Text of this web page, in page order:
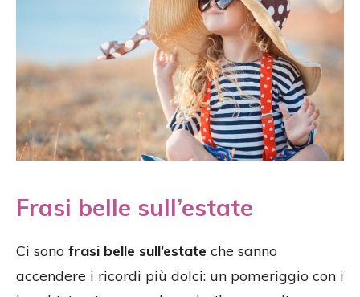
Frasi belle sull’estate
Ci sono frasi belle sull’estate che sanno
accendere i ricordi più dolci: un pomeriggio con i